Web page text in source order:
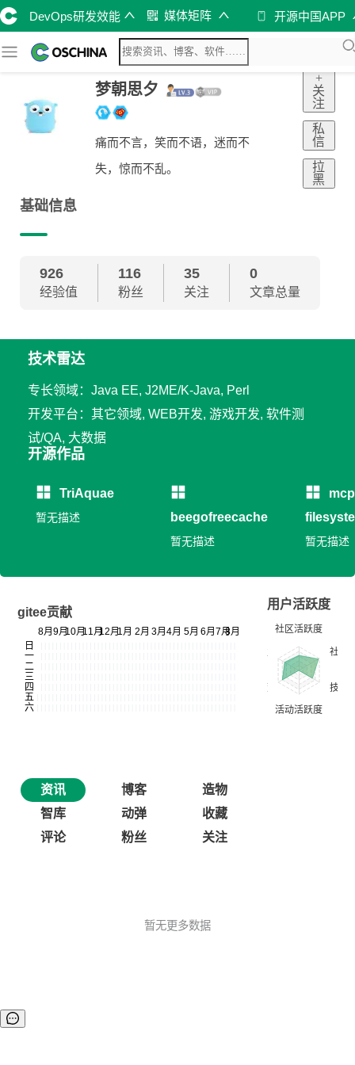
DevOps研发效能 媒体矩阵 开源中国APP
梦朝思夕
痛而不言，笑而不语，迷而不
失，惊而不乱。
+
关
注
私
信
拉
黑
基础信息
926
经验值
116
粉丝
35
关注
0
文章总量
技术雷达
专长领域：Java EE, J2ME/K-Java, Perl
开发平台：其它领域, WEB开发, 游戏开发, 软件测
试/QA, 大数据
开源作品
TriAquae
暂无描述 beegofreecache
暂无描述 暂无描述
gitee贡献
用户活跃度
资讯 博客
造物
智库
动弹
收藏
评论
粉丝 关注
暂无更多数据